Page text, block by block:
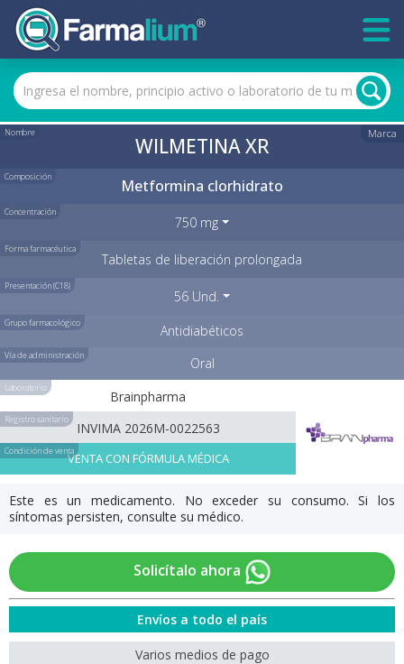
Nombre Marca
WILMETINA XR
Composición Metformina clorhidrato
Concentración
750 mg
Forma farmacéutica
Tabletas de liberación prolongada
Presentación (C18)
56 Und.
Grupo farmacológico Antidiabéticos
Vía de administración Oral
Laboratorio
Brainpharma
Registro sanitario
INVIMA 2026M-0022563
Condición de ventaVENTA CON FÓRMULA MÉDICA
Este es un medicamento. No exceder su consumo. Si los
síntomas persisten, consulte su médico.
Solicítalo ahora
Envíos a todo el país
Varios medios de pago